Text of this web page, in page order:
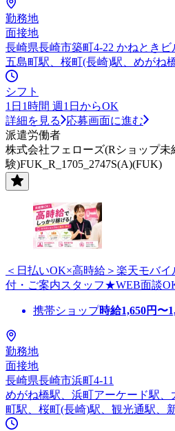
勤務地
面接地
長崎県長崎市築町4-22 かねときビ
五島町駅、桜町(長崎)駅、めがね
シフト
1日1時間 週1日からOK
詳細を見る
応募画面に進む
派遣労働者
株式会社フェローズ(Rショップ未
験)FUK_R_1705_2747S(A)(FUK)
＜日払いOK×高時給＞楽天モバ
付・ご案内スタッフ★WEB面談
携帯ショップ時給1,650円〜
勤務地
面接地
長崎県長崎市浜町4-11
めがね橋駅、浜町アーケード駅
町駅、桜町(長崎)駅、観光通駅、